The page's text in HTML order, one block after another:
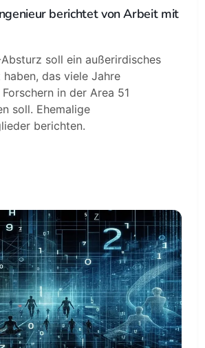
berichtet von Arbeit mit
soll ein außerirdisches
haben, das viele Jahre
in der Area 51
soll. Ehemalige
berichten.